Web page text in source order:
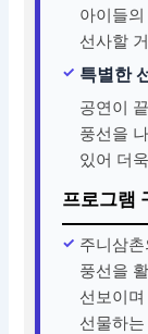
아이들
선사할
특별한
공연이
풍선을
있어 더
프로그램
주니삼
풍선을
선보이
선물하